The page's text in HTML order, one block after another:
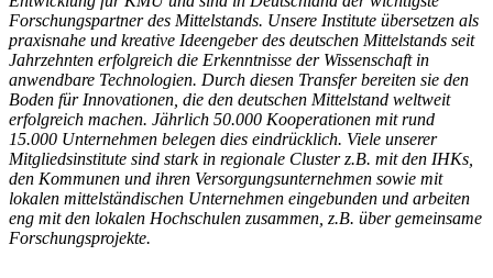
Forschungspartner des Mittelstands. Unsere Institute übersetzen als
praxisnahe und kreative Ideengeber des deutschen Mittelstands seit
Jahrzehnten erfolgreich die Erkenntnisse der Wissenschaft in
anwendbare Technologien. Durch diesen Transfer bereiten sie den
Boden für Innovationen, die den deutschen Mittelstand weltweit
erfolgreich machen. Jährlich 50.000 Kooperationen mit rund
15.000 Unternehmen belegen dies eindrücklich. Viele unserer
Mitgliedsinstitute sind stark in regionale Cluster z.B. mit den IHKs,
den Kommunen und ihren Versorgungsunternehmen sowie mit
lokalen mittelständischen Unternehmen eingebunden und arbeiten
eng mit den lokalen Hochschulen zusammen, z.B. über gemeinsame
Forschungsprojekte.